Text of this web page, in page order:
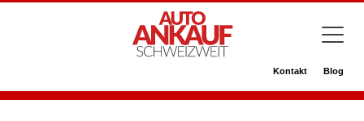
Kontakt Blog